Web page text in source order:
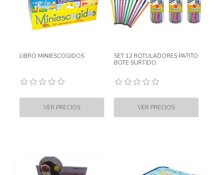
LIBRO MINIESCOGIDOS
SET 12 ROTULADORES PATITO
BOTE SURTIDO